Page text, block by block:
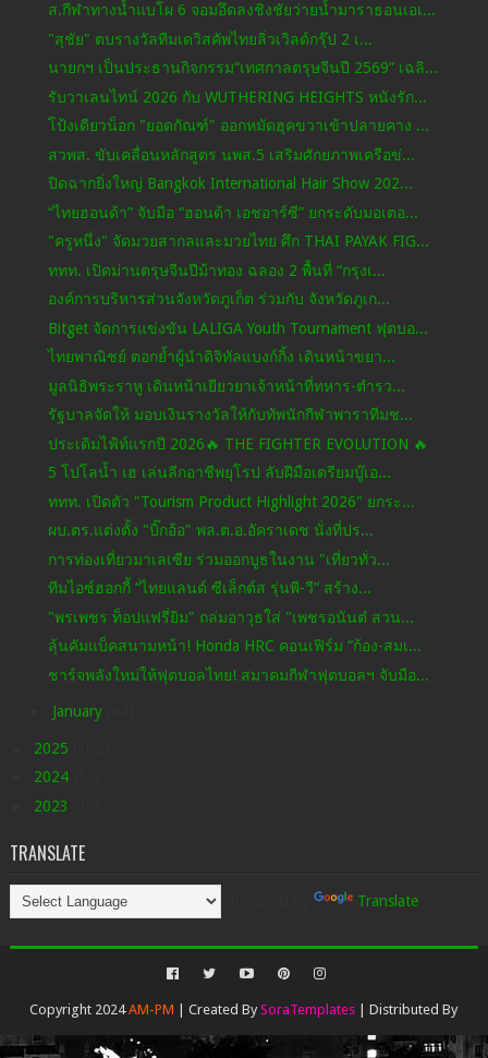
ส.กีฬาทางน้ำแบโผ 6 จอมอึดลงชิงชัยว่ายน้ำมาราธอนเอเ...
"สุชัย" ตบรางวัลทีมเดวิสคัพไทยลิ่วเวิลด์กรุ๊ป 2 เ...
นายกฯ เป็นประธานกิจกรรม“เทศกาลตรุษจีนปี 2569” เฉลิ...
รับวาเลนไทน์ 2026 กับ WUTHERING HEIGHTS หนังรัก...
โป้งเดียวน็อก "ยอดกัณฑ์" ออกหมัดฮุคขวาเข้าปลายคาง ...
สวพส. ขับเคลื่อนหลักสูตร นพส.5 เสริมศักยภาพเครือข่...
ปิดฉากยิ่งใหญ่ Bangkok International Hair Show 202...
“ไทยฮอนด้า” จับมือ “ฮอนด้า เอชอาร์ซี” ยกระดับมอเตอ...
"ครูหนึ่ง" จัดมวยสากลและมวยไทย ศึก THAI PAYAK FIG...
ททท. เปิดม่านตรุษจีนปีม้าทอง ฉลอง 2 พื้นที่ “กรุงเ...
องค์การบริหารส่วนจังหวัดภูเก็ต ร่วมกับ จังหวัดภูเก...
Bitget จัดการแข่งขัน LALIGA Youth Tournament ฟุตบอ...
ไทยพาณิชย์ ตอกย้ำผู้นำดิจิทัลแบงก์กิ้ง เดินหน้าขยา...
มูลนิธิพระราหู เดินหน้าเยียวยาเจ้าหน้าที่ทหาร-ตำรว...
รัฐบาลจัดให้ มอบเงินรางวัลให้กับทัพนักกีฬาพาราทีมช...
ประเดิมไฟ้ท์แรกปี 2026🔥 THE FIGHTER EVOLUTION 🔥
5 โปโลน้ำ เฮ เล่นลีกอาชีพยุโรป ลับฝีมือเตรียมบู๊เอ...
ททท. เปิดตัว "Tourism Product Highlight 2026" ยกระ...
ผบ.ตร.แต่งตั้ง "บิ๊กอ้อ" พล.ต.อ.อัคราเดช นั่งที่ปร...
การท่องเที่ยวมาเลเซีย​ ร่วมออกบูธในงาน "เที่ยวทั่ว...
ทีมไอซ์ฮอกกี้ “ไทยแลนด์ ซีเล็กต์ส รุ่นพี-วี” สร้าง...
"พรเพชร ท็อปแฟรี่ยิม" ถล่มอาวุธใส่ "เพชรอนันต๋ สวน...
ลุ้นคัมแบ็คสนามหน้า! Honda HRC คอนเฟิร์ม “ก้อง-สมเ...
ชาร์จพลังใหม่ให้ฟุตบอลไทย! สมาคมกีฬาฟุตบอลฯ จับมือ...
January
2025
2024
2023
TRANSLATE
Translate
Copyright 2024AM-PM | Created BySoraTemplates | Distributed By
Gooyaabi Templates